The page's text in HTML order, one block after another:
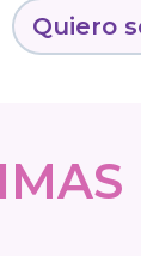
Quiero